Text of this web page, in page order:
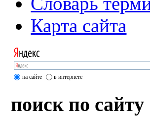
Карта сайта
на сайте в интернете
поиск по сайту